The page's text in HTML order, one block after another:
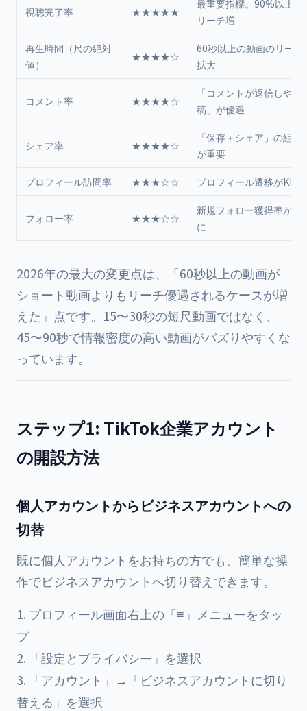
視聴完了率 ★★★★★
最重要指標。90%以上で
リーチ増
再生時間（尺の絶対
値）
★★★★☆
60秒以上の動画のリーチ
拡大
コメント率 ★★★★☆
「コメントが返信しやす
稿」が優遇
シェア率 ★★★★☆
「保存＋シェア」の組み
が重要
プロフィール訪問率 ★★★☆☆ プロフィール遷移がKPI
フォロー率 ★★★☆☆
新規フォロー獲得率が評
に
2026年の最大の変更点は、「60秒以上の動画が
ショート動画よりもリーチ優遇されるケースが増
えた」点です。15〜30秒の短尺動画ではなく、
45〜90秒で情報密度の高い動画がバズりやすくな
っています。
ステップ1: TikTok企業アカウント
の開設方法
個人アカウントからビジネスアカウントへの
切替
既に個人アカウントをお持ちの方でも、簡単な操
作でビジネスアカウントへ切り替えできます。
プロフィール画面右上の「≡」メニューをタッ
プ
「設定とプライバシー」を選択
「アカウント」→「ビジネスアカウントに切り
替える」を選択